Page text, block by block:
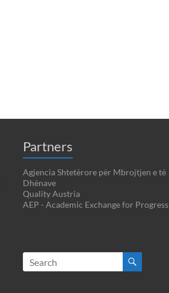
Partners
Agjencia Shtetërore për Mbrojtjen e të
Dhënave
Quality Austria
AEP - Academic Exchange for Progress